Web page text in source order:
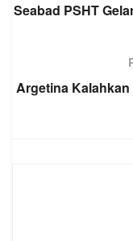
Seabad PSHT
Argetina